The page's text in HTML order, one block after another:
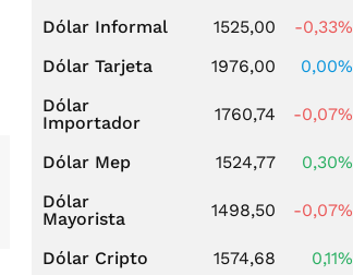
Dólar Informal
1525,00
-0,33%
Dólar Tarjeta
1976,00
0,00%
Dólar
Importador
1760,74 -0,07%
Dólar Mep 1524,77
0,30%
Dólar
Mayorista
1498,50 -0,07%
Dólar Cripto 1574,68
0,11%